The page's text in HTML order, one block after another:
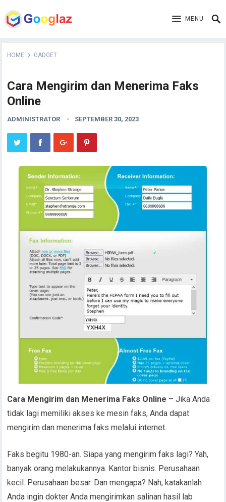
MENU
HOME GADGET
Cara Mengirim dan Menerima Faks
Online
ADMINISTRATOR SEPTEMBER 30, 2023
Cara Mengirim dan Menerima Faks Online – Jika Anda
tidak lagi memiliki akses ke mesin faks, Anda dapat
mengirim dan menerima faks melalui internet.
Faks begitu 1980-an. Siapa yang mengirim faks lagi? Yah,
banyak orang melakukannya. Kantor bisnis. Perusahaan
kecil. Perusahaan besar. Dan mengapa? Nah, katakanlah
Anda ingin dokter Anda mengirimkan salinan hasil lab